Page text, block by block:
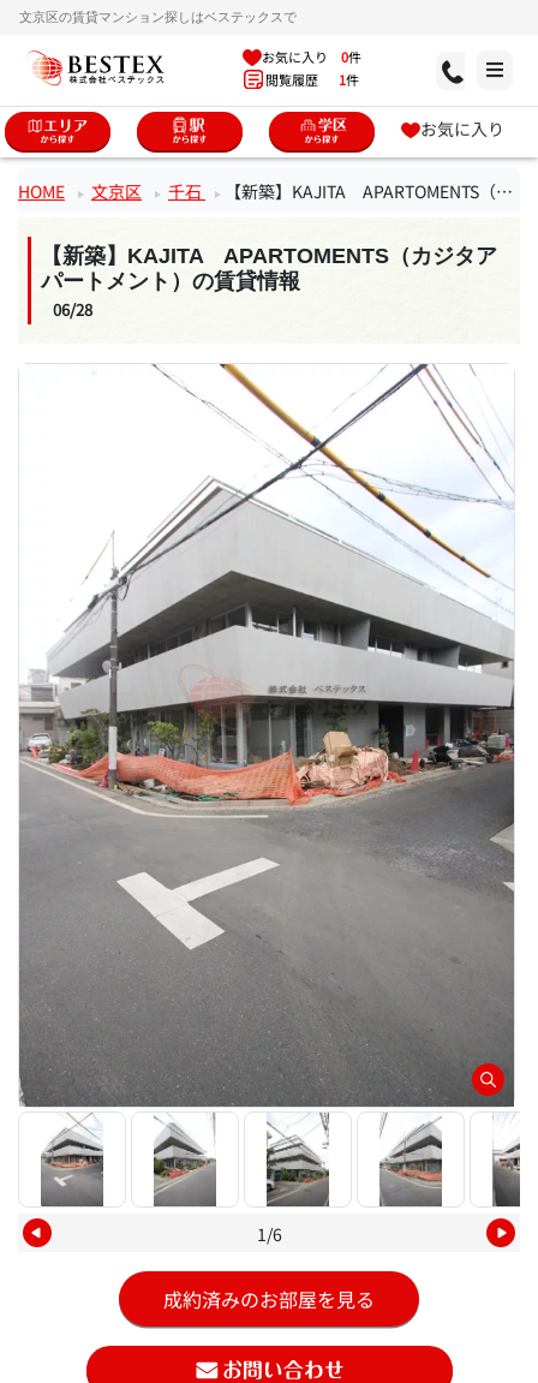
文京区の賃貸マンション探しはベステックスで
お気に入り 0件
閲覧履歴 1件
お気に入り
HOME 文京区 千石 【新築】KAJITA APARTOMENTS（カジタアパートメント）
【新築】KAJITA APARTOMENTS（カジタア
パートメント）の賃貸情報
06/28
1/6
成約済みのお部屋を見る